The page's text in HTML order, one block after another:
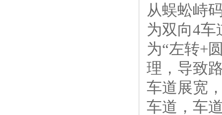
从蜈蚣峙
为双向4
为“左转+
理，导致
车道展宽
车道，车